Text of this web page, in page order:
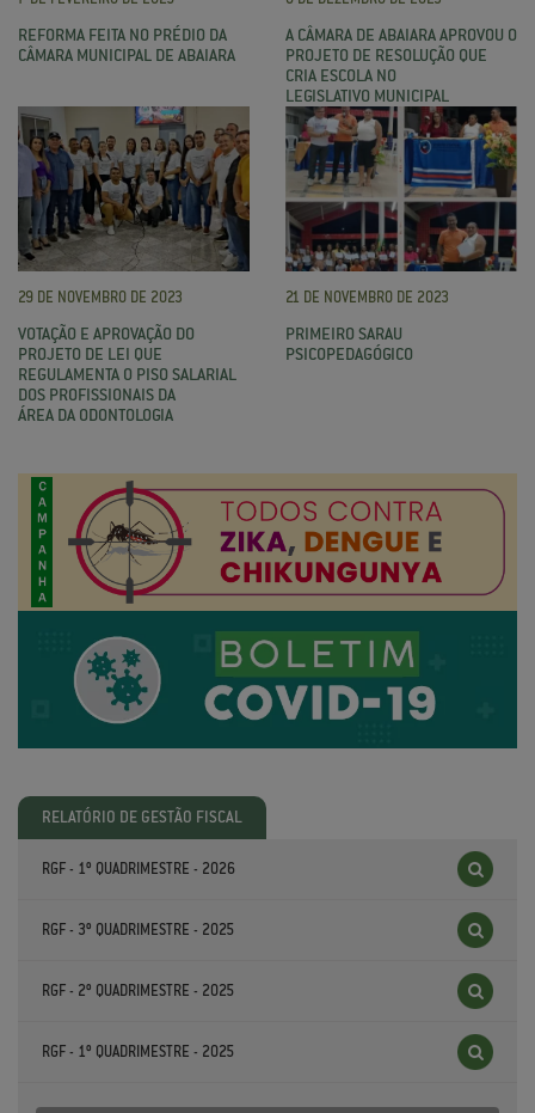
REFORMA FEITA NO PRÉDIO DA
CÂMARA MUNICIPAL DE ABAIARA
A CÂMARA DE ABAIARA APROVOU O
PROJETO DE RESOLUÇÃO QUE
CRIA ESCOLA NO
LEGISLATIVO MUNICIPAL
29 DE NOVEMBRO DE 2023
VOTAÇÃO E APROVAÇÃO DO
PROJETO DE LEI QUE
REGULAMENTA O PISO SALARIAL
DOS PROFISSIONAIS DA
ÁREA DA ODONTOLOGIA
21 DE NOVEMBRO DE 2023
PRIMEIRO SARAU
PSICOPEDAGÓGICO
RELATÓRIO DE GESTÃO FISCAL
RGF - 1º QUADRIMESTRE - 2026
RGF - 3º QUADRIMESTRE - 2025
RGF - 2º QUADRIMESTRE - 2025
RGF - 1º QUADRIMESTRE - 2025